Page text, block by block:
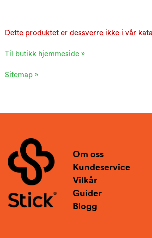
Dette produktet er dessverre ikke i vår
Til butikk hjemmeside »
Sitemap »
Om oss
Kundeservice
Vilkår
Guider
Blogg